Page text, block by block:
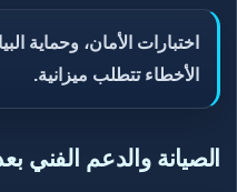
اختبارات الأمان، وحماية
الأخطاء تتطلب ميزانية.
الصيانة والدعم الفني